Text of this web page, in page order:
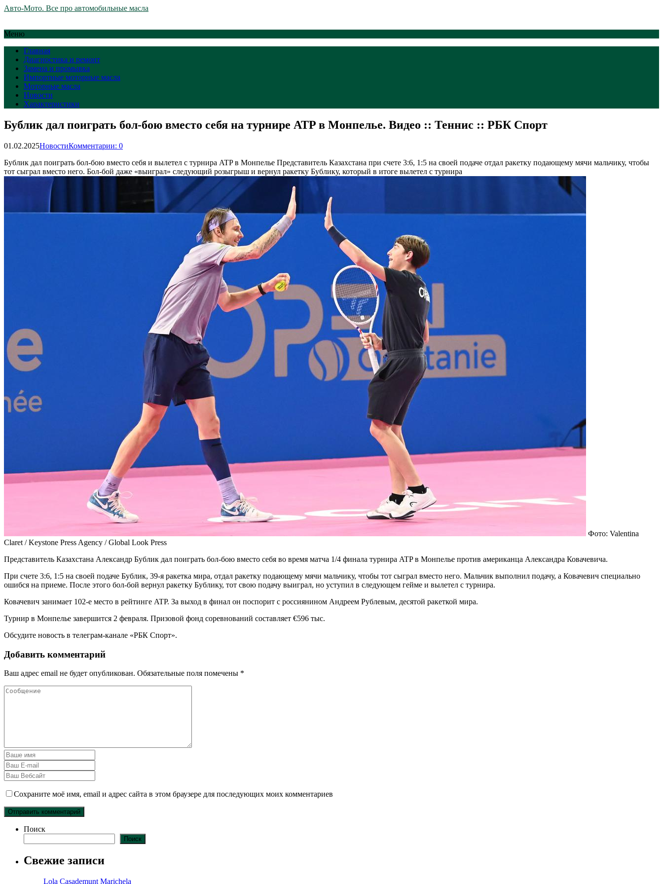
Авто-Мото. Все про автомобильные масла
Меню
Главная
Диагностика и ремонт
Замена и промывка
Импортные моторные масла
Моторные масла
Новости
Характеристики
Бублик дал поиграть бол-бою вместо себя на турнире ATP в Монпелье. Видео :: Теннис :: РБК Спорт
01.02.2025НовостиКомментарии: 0
Бублик дал поиграть бол-бою вместо себя и вылетел с турнира ATP в Монпелье Представитель Казахстана при счете 3:6, 1:5 на своей подаче отдал ракетку подающему мячи мальчику, чтобы
тот сыграл вместо него. Бол-бой даже «выиграл» следующий розыгрыш и вернул ракетку Бублику, который в итоге вылетел с турнира
Фото: Valentina
Claret / Keystone Press Agency / Global Look Press
Представитель Казахстана Александр Бублик дал поиграть бол-бою вместо себя во время матча 1/4 финала турнира ATP в Монпелье против американца Александра Ковачевича.
При счете 3:6, 1:5 на своей подаче Бублик, 39-я ракетка мира, отдал ракетку подающему мячи мальчику, чтобы тот сыграл вместо него. Мальчик выполнил подачу, а Ковачевич специально
ошибся на приеме. После этого бол-бой вернул ракетку Бублику, тот свою подачу выиграл, но уступил в следующем гейме и вылетел с турнира.
Ковачевич занимает 102-е место в рейтинге ATP. За выход в финал он поспорит с россиянином Андреем Рублевым, десятой ракеткой мира.
Турнир в Монпелье завершится 2 февраля. Призовой фонд соревнований составляет €596 тыс.
Обсудите новость в телеграм-канале «РБК Спорт».
Добавить комментарий
Ваш адрес email не будет опубликован. Обязательные поля помечены *
Сохраните моё имя, email и адрес сайта в этом браузере для последующих моих комментариев
Поиск
Поиск
Свежие записи
Lola Casademunt Marichela